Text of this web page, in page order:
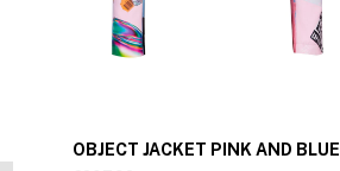
OBJECT JACKET PINK AND BLUE